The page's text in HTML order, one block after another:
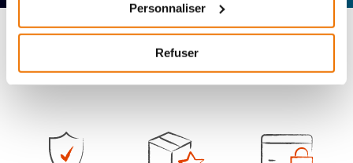
Personnaliser
Refuser